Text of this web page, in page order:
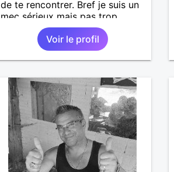
de te rencontrer. Bref je suis un
mec sérieux mais pas trop,
bosseur, qui aime la convivialité
et la simplicité ! Recherche une
relation sérieuse.
Voir le profil